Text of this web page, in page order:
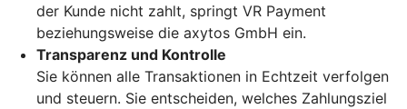
der Kunde nicht zahlt, springt VR Payment
beziehungsweise die axytos GmbH ein.
Transparenz und Kontrolle
Sie können alle Transaktionen in Echtzeit verfolgen
und steuern. Sie entscheiden, welches Zahlungsziel